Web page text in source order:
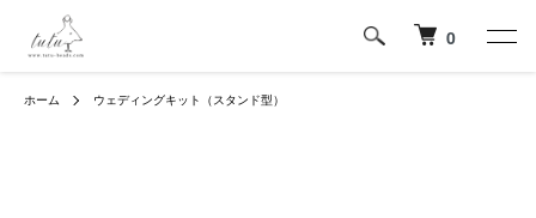
0
ホーム ウェディングキット（スタンド型）